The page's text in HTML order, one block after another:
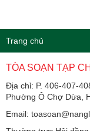
Trang chủ
TÒA SOẠN TẠP
Địa chỉ: P. 406-407-
Phường Ô Chợ Dừa,
Email: